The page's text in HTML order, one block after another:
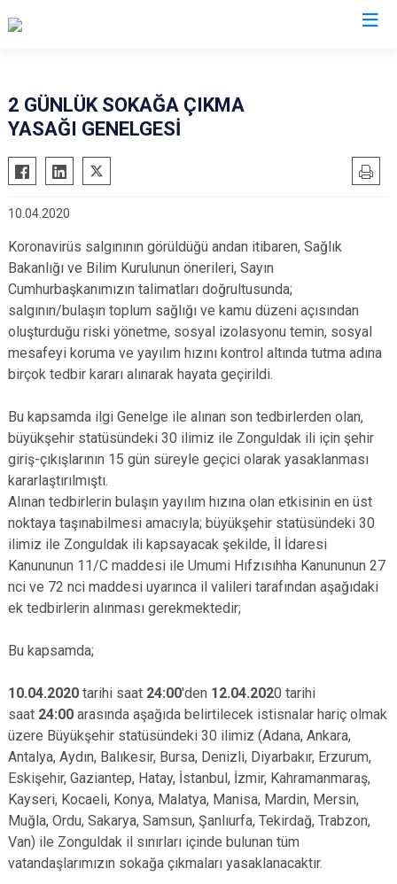
Araban
İslahiye
Nizip
Nurdağı
Oğuzeli
Şahinbey
Şehitkamil
Yavuzeli
2 GÜNLÜK SOKAĞA ÇIKMA
YASAĞI GENELGESİ
10.04.2020
Koronavirüs salgınının görüldüğü andan itibaren, Sağlık
Bakanlığı ve Bilim Kurulunun önerileri, Sayın
Cumhurbaşkanımızın talimatları doğrultusunda;
salgının/bulaşın toplum sağlığı ve kamu düzeni açısından
oluşturduğu riski yönetme, sosyal izolasyonu temin, sosyal
mesafeyi koruma ve yayılım hızını kontrol altında tutma adına
birçok tedbir kararı alınarak hayata geçirildi.
Bu kapsamda ilgi Genelge ile alınan son tedbirlerden olan,
büyükşehir statüsündeki 30 ilimiz ile Zonguldak ili için şehir
giriş-çıkışlarının 15 gün süreyle geçici olarak yasaklanması
kararlaştırılmıştı.
Alınan tedbirlerin bulaşın yayılım hızına olan etkisinin en üst
noktaya taşınabilmesi amacıyla; büyükşehir statüsündeki 30
ilimiz ile Zonguldak ili kapsayacak şekilde, İl İdaresi
Kanununun 11/C maddesi ile Umumi Hıfzısıhha Kanununun 27
nci ve 72 nci maddesi uyarınca il valileri tarafından aşağıdaki
ek tedbirlerin alınması gerekmektedir;
Bu kapsamda;
10.04.2020 tarihi saat 24:00'den 12.04.2020 tarihi
saat 24:00 arasında aşağıda belirtilecek istisnalar hariç olmak
üzere Büyükşehir statüsündeki 30 ilimiz (Adana, Ankara,
Antalya, Aydın, Balıkesir, Bursa, Denizli, Diyarbakır, Erzurum,
Eskişehir, Gaziantep, Hatay, İstanbul, İzmir, Kahramanmaraş,
Kayseri, Kocaeli, Konya, Malatya, Manisa, Mardin, Mersin,
Muğla, Ordu, Sakarya, Samsun, Şanlıurfa, Tekirdağ, Trabzon,
Van) ile Zonguldak il sınırları içinde bulunan tüm
vatandaşlarımızın sokağa çıkmaları yasaklanacaktır.